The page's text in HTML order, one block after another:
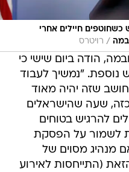
חיילים אחרי
/ רויטרס
הודה ביום שישי כי
"נמשיך לעבוד
שזה יהיה מאוד
שעה שהישראלים
להרגיש בטוחים
לשמור על הפסקת
מנהיג מסוים של
(התייחסות לאירוע